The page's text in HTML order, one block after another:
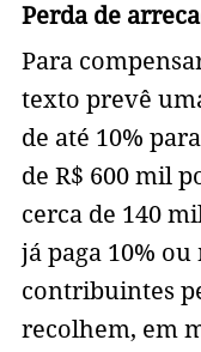
Perda de
Para
texto prevê
de até 10%
de R$ 600 mil
cerca de 140
já paga 10%
contribuintes
recolhem, em